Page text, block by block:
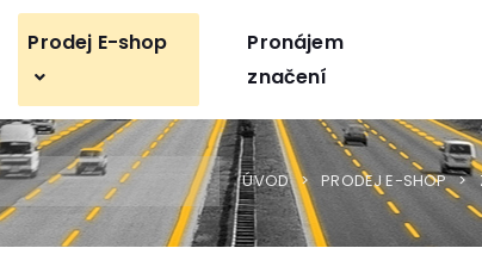
Prodej E-shop
Pronájem
značení
ÚVOD PRODEJ E-SHOP